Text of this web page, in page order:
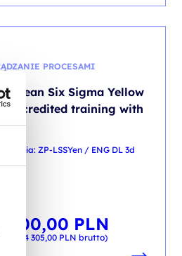
PROCESAMI
Lean Six Sigma Yellow
accredited training with
ZP-LSSYen / ENG DL 3d
500,00 PLN
( 4 305,00 PLN brutto)